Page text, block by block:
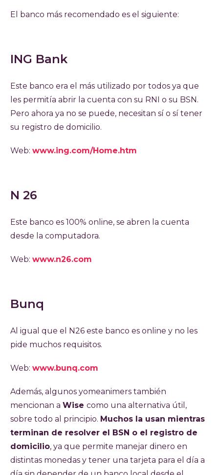
El banco más recomendado es el siguiente:
ING Bank
Este banco era el más utilizado por todos ya que
les permitía abrir la cuenta con su RNI o su BSN.
Pero ahora ya no se puede, necesitan sí o sí tener
su registro de domicilio.
Web: www.ing.com/Home.htm
N 26
Este banco es 100% online, se abren la cuenta
desde la computadora.
Web: www.n26.com
Bunq
Al igual que el N26 este banco es online y no les
pide muchos requisitos.
Web: www.bunq.com
Además, algunos yomeanimers también
mencionan a Wise como una alternativa útil,
sobre todo al principio. Muchos la usan mientras
terminan de resolver el BSN o el registro de
domicilio, ya que permite manejar dinero en
distintas monedas y tener una tarjeta para el día a